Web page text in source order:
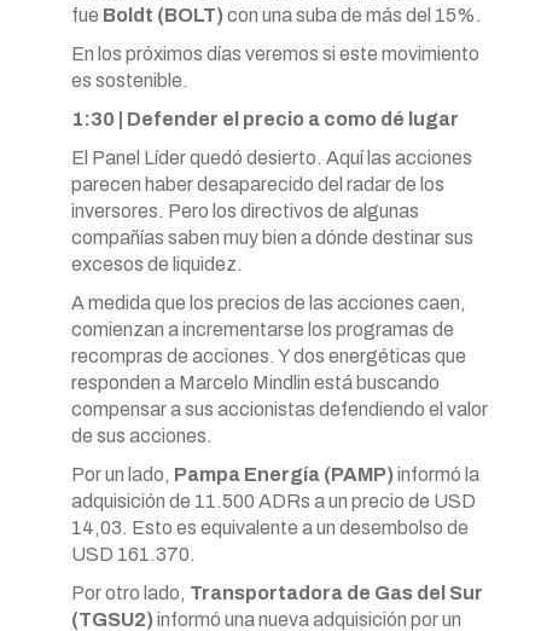
fue Boldt (BOLT)con una suba de más del 15%.
En los próximos días veremos si este movimiento
es sostenible.
1:30 | Defender el precio a como dé lugar
El Panel Líder quedó desierto. Aquí las acciones
parecen haber desaparecido del radar de los
inversores. Pero los directivos de algunas
compañías saben muy bien a dónde destinar sus
excesos de liquidez.
A medida que los precios de las acciones caen,
comienzan a incrementarse los programas de
recompras de acciones. Y dos energéticas que
responden a Marcelo Mindlin está buscando
compensar a sus accionistas defendiendo el valor
de sus acciones.
Por un lado, Pampa Energía (PAMP)informó la
adquisición de 11.500 ADRs a un precio de USD
14,03. Esto es equivalente a un desembolso de
USD 161.370.
Por otro lado, Transportadora de Gas del Sur
(TGSU2)informó una nueva adquisición por un